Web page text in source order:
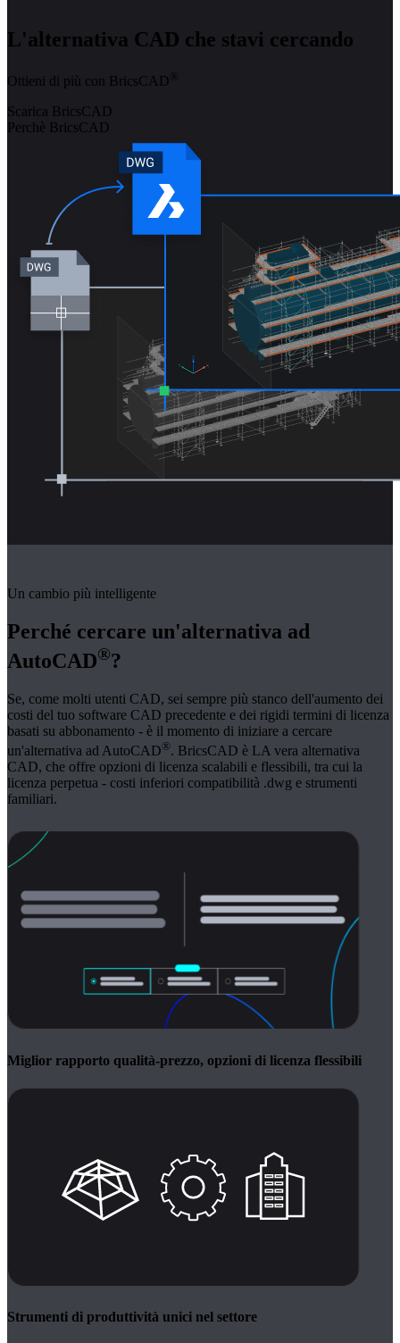
L'alternativa CAD che stavi cercando
Ottieni di più con BricsCAD ®
Scarica BricsCAD
Perchè BricsCAD
Un cambio più intelligente
Perché cercare un'alternativa ad
AutoCAD®?
Se, come molti utenti CAD, sei sempre più stanco dell'aumento dei
costi del tuo software CAD precedente e dei rigidi termini di licenza
basati su abbonamento - è il momento di iniziare a cercare
un'alternativa ad AutoCAD®. BricsCAD è LA vera alternativa
CAD, che offre opzioni di licenza scalabili e flessibili, tra cui la
licenza perpetua - costi inferiori compatibilità .dwg e strumenti
familiari.
Miglior rapporto qualità-prezzo, opzioni di licenza flessibili
Strumenti di produttività unici nel settore